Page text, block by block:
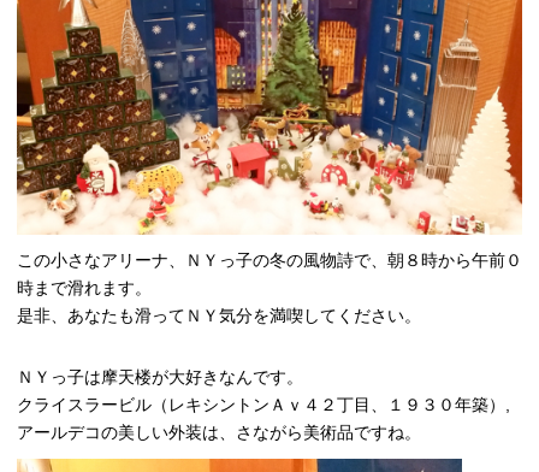
この小さなアリーナ、ＮＹっ子の冬の風物詩で、朝８時から午前０
時まで滑れます。
是非、あなたも滑ってＮＹ気分を満喫してください。
ＮＹっ子は摩天楼が大好きなんです。
クライスラービル（レキシントンＡｖ４２丁目、１９３０年築）,
アールデコの美しい外装は、さながら美術品ですね。